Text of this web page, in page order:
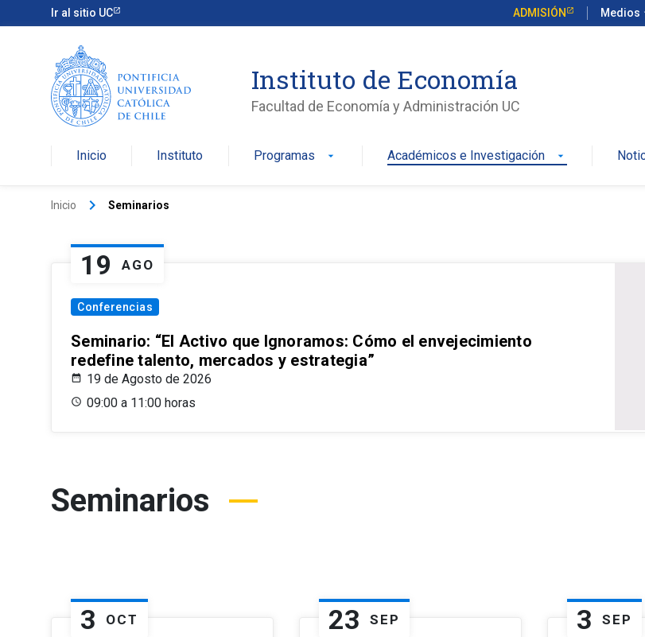
Ir al sitio UC ADMISIÓN Medios
Instituto de Economía
Facultad de Economía y Administración UC
Inicio Instituto Programas arrow_drop_down Académicos e Investigación arrow_drop_down
Inicio keyboard_arrow_right Seminarios
19 AGO
Conferencias
Seminario: “El Activo que Ignoramos: Cómo el envejecimiento
redefine talento, mercados y estrategia”
19 de Agosto de 2026
09:00 a 11:00 horas
Seminarios
3 OCT 23 SEP 3 SEP